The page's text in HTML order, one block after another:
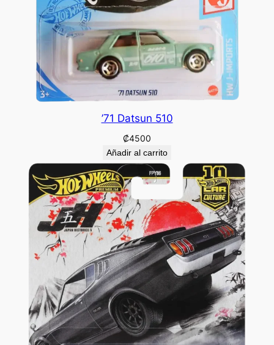
’71 Datsun 510
₡4500
Añadir al carrito